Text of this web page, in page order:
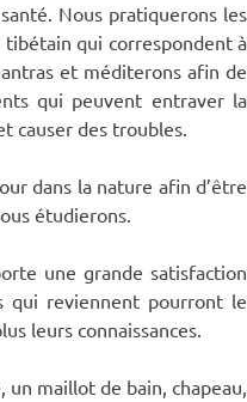
Nous pratiquerons les
qui correspondent à
et méditerons afin de
qui peuvent entraver la
causer des troubles.
dans la nature afin d’être
étudierons.
une grande satisfaction
qui reviennent pourront le
leurs connaissances.
un maillot de bain, chapeau,